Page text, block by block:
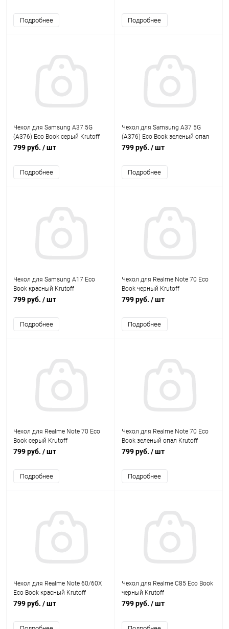
Подробнее Подробнее
Чехол для Samsung A37 5G
(А376) Eco Book серый Krutoff
799 руб. / шт
Подробнее
Чехол для Samsung A37 5G
(А376) Eco Book зеленый опал
Krutoff
799 руб. / шт
Подробнее
Чехол для Samsung A17 Eco
Book красный Krutoff
799 руб. / шт
Подробнее
Чехол для Realme Note 70 Eco
Book черный Krutoff
799 руб. / шт
Подробнее
Чехол для Realme Note 70 Eco
Book серый Krutoff
799 руб. / шт
Подробнее
Чехол для Realme Note 70 Eco
Book зеленый опал Krutoff
799 руб. / шт
Подробнее
Чехол для Realme Note 60/60X
Eco Book красный Krutoff
799 руб. / шт
Чехол для Realme C85 Eco Book
черный Krutoff
799 руб. / шт